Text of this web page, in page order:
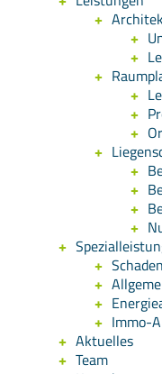
Immo-
Aktuelles
Team